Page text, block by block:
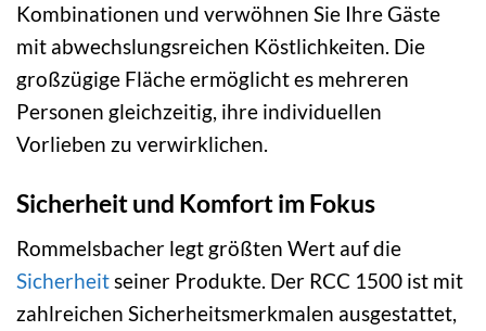
Kombinationen und verwöhnen Sie Ihre Gäste
mit abwechslungsreichen Köstlichkeiten. Die
großzügige Fläche ermöglicht es mehreren
Personen gleichzeitig, ihre individuellen
Vorlieben zu verwirklichen.
Sicherheit und Komfort im Fokus
Rommelsbacher legt größten Wert auf die
Sicherheit seiner Produkte. Der RCC 1500 ist mit
zahlreichen Sicherheitsmerkmalen ausgestattet,